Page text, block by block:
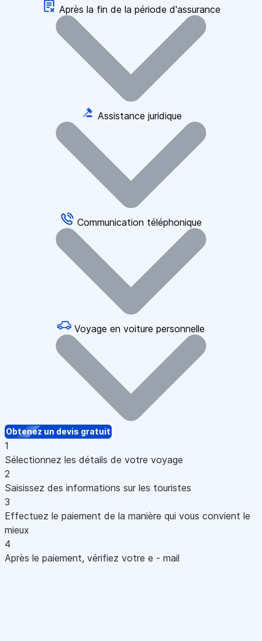
Après la fin de la période d'assurance
Assistance juridique
Communication téléphonique
Voyage en voiture personnelle
Obtenez un devis gratuit
1
Sélectionnez les détails de votre voyage
2
Saisissez des informations sur les touristes
3
Effectuez le paiement de la manière qui vous convient le
mieux
4
Après le paiement, vérifiez votre e - mail